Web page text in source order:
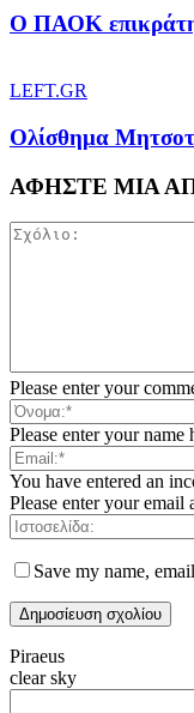
Ο ΠΑΟΚ
LEFT.GR
Ολίσθημα
ΑΦΗΣΤΕ ΜΙΑ
Please enter your
Please enter your name
You have entered an
Please enter your email
Save my name,
Piraeus
clear sky